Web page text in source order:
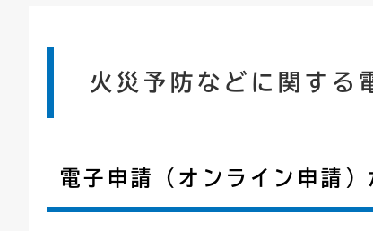
火災予防などに関する
電子申請（オンライン申請）